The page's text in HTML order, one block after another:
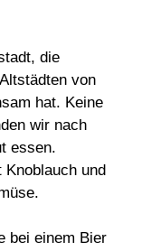
die
von
hat. Keine
wir nach
essen.
und
bei einem Bier